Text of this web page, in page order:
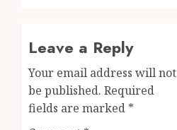
Leave a Reply
Your email address will not
be published. Required
fields are marked *